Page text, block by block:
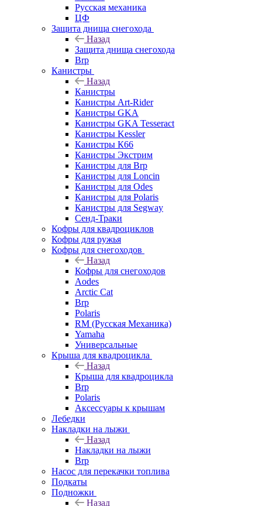
Русская механика
ЦФ
Защита днища снегохода
Назад
Защита днища снегохода
Brp
Канистры
Назад
Канистры
Канистры Art-Rider
Канистры GKA
Канистры GKA Tesseract
Канистры Kessler
Канистры К66
Канистры Экстрим
Канистры для Brp
Канистры для Loncin
Канистры для Odes
Канистры для Polaris
Канистры для Segway
Сенд-Траки
Кофры для квадроциклов
Кофры для ружья
Кофры для снегоходов
Назад
Кофры для снегоходов
Aodes
Arctic Cat
Brp
Polaris
RM (Русская Механика)
Yamaha
Универсальные
Крыша для квадроцикла
Назад
Крыша для квадроцикла
Brp
Polaris
Аксессуары к крышам
Лебедки
Накладки на лыжи
Назад
Накладки на лыжи
Brp
Насос для перекачки топлива
Подкаты
Подножки
Назад